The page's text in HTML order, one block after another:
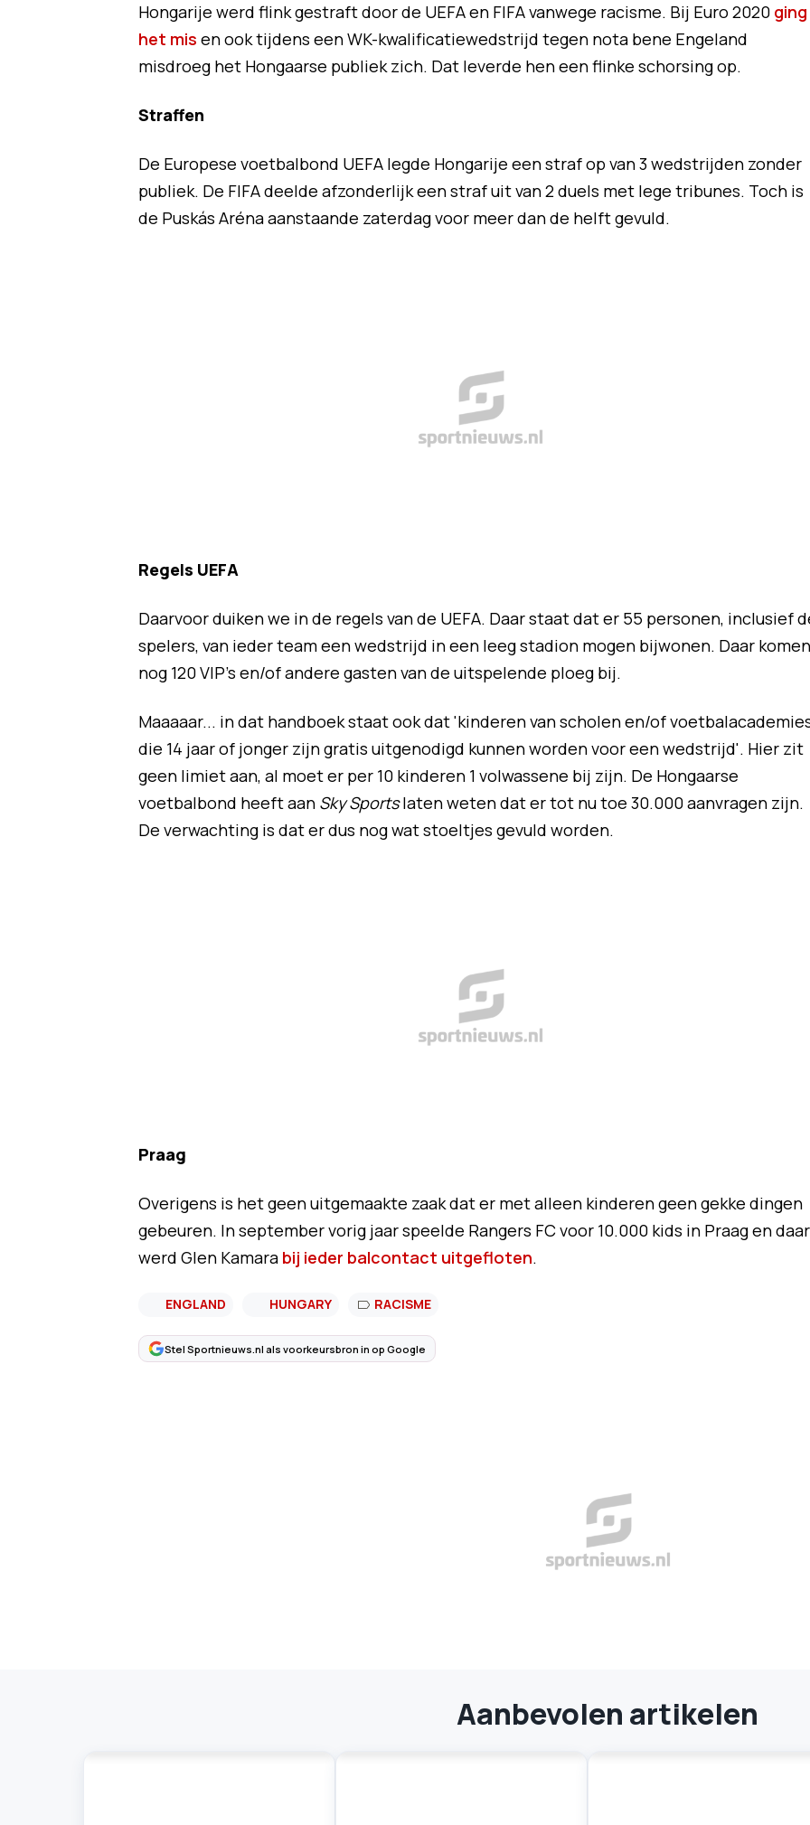
Hongarije werd flink gestraft door de UEFA en FIFA vanwege racisme. Bij Euro 2020 ging
het mis en ook tijdens een WK-kwalificatiewedstrijd tegen nota bene Engeland
misdroeg het Hongaarse publiek zich. Dat leverde hen een flinke schorsing op.
Straffen
De Europese voetbalbond UEFA legde Hongarije een straf op van 3 wedstrijden zonder
publiek. De FIFA deelde afzonderlijk een straf uit van 2 duels met lege tribunes. Toch is
de Puskás Aréna aanstaande zaterdag voor meer dan de helft gevuld.
Regels UEFA
Daarvoor duiken we in de regels van de UEFA. Daar staat dat er 55 personen, inclusief
spelers, van ieder team een wedstrijd in een leeg stadion mogen bijwonen. Daar komen
nog 120 VIP's en/of andere gasten van de uitspelende ploeg bij.
Maaaaar... in dat handboek staat ook dat 'kinderen van scholen en/of
die 14 jaar of jonger zijn gratis uitgenodigd kunnen worden voor een wedstrijd'. Hier zit
geen limiet aan, al moet er per 10 kinderen 1 volwassene bij zijn. De Hongaarse
voetbalbond heeft aan Sky Sportslaten weten dat er tot nu toe 30.000 aanvragen zijn.
De verwachting is dat er dus nog wat stoeltjes gevuld worden.
Praag
Overigens is het geen uitgemaakte zaak dat er met alleen kinderen geen gekke dingen
gebeuren. In september vorig jaar speelde Rangers FC voor 10.000 kids in Praag en daar
werd Glen Kamara bij ieder balcontact uitgefloten.
ENGLAND HUNGARY RACISME
Stel Sportnieuws.nl als voorkeursbron in op Google
Aanbevolen artikelen